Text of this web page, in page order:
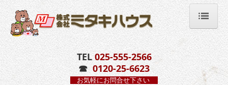
ホーム
会社案内
TEL025-555-2566
☎ 0120-25-6623
お気軽にお問合せ下さい